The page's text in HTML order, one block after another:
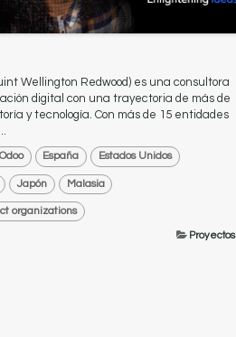
Wellington Redwood) es una consultora
digital con una trayectoria de más de
y tecnología. Con más de 15 entidades
España Estados Unidos
Japón Malasia
organizations
Proyectos